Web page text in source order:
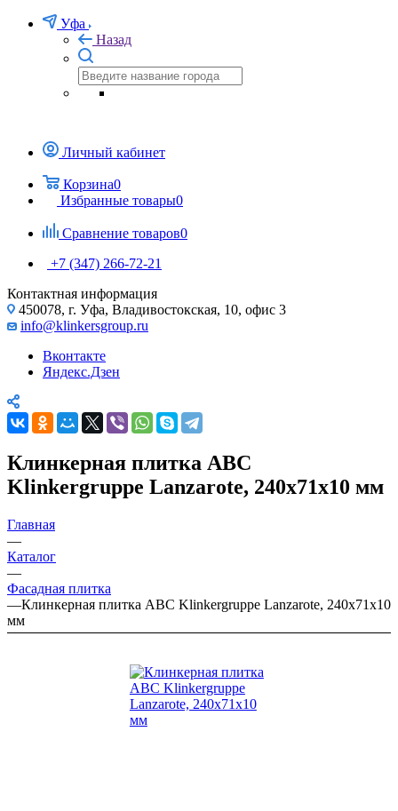
Уфа
Назад
Личный кабинет
Корзина0
Избранные товары0
Сравнение товаров0
+7 (347) 266-72-21
Контактная информация
450078, г. Уфа, Владивостокская, 10, офис 3
info@klinkersgroup.ru
Вконтакте
Яндекс.Дзен
Клинкерная плитка ABC
Klinkergruppe Lanzarote, 240х71х10 мм
Главная
—
Каталог
—
Фасадная плитка
—Клинкерная плитка ABC Klinkergruppe Lanzarote, 240х71х10
мм